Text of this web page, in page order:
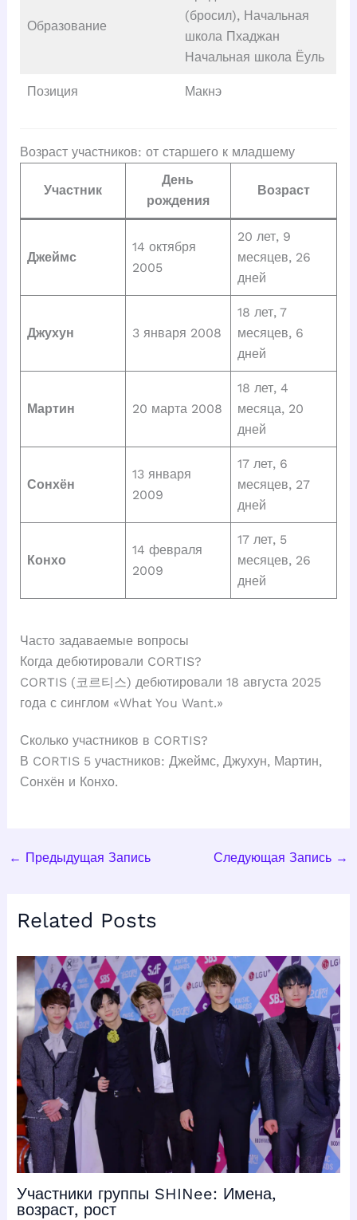
Образование
(бросил), Начальная
школа Пхаджан
Начальная школа Ёуль
Позиция Макнэ
Возраст участников: от старшего к младшему
Участник
День
рождения
Возраст
Джеймс
14 октября
2005
20 лет, 9
месяцев, 26
дней
Джухун 3 января 2008
18 лет, 7
месяцев, 6
дней
Мартин 20 марта 2008
18 лет, 4
месяца, 20
дней
Сонхён
13 января
2009
17 лет, 6
месяцев, 27
дней
Конхо
14 февраля
2009
17 лет, 5
месяцев, 26
дней
Часто задаваемые вопросы
Когда дебютировали CORTIS?
CORTIS (코르티스) дебютировали 18 августа 2025
года с синглом «What You Want.»
Сколько участников в CORTIS?
В CORTIS 5 участников: Джеймс, Джухун, Мартин,
Сонхён и Конхо.
← Предыдущая Запись Следующая Запись →
Related Posts
Участники группы SHINee: Имена,
возраст, рост